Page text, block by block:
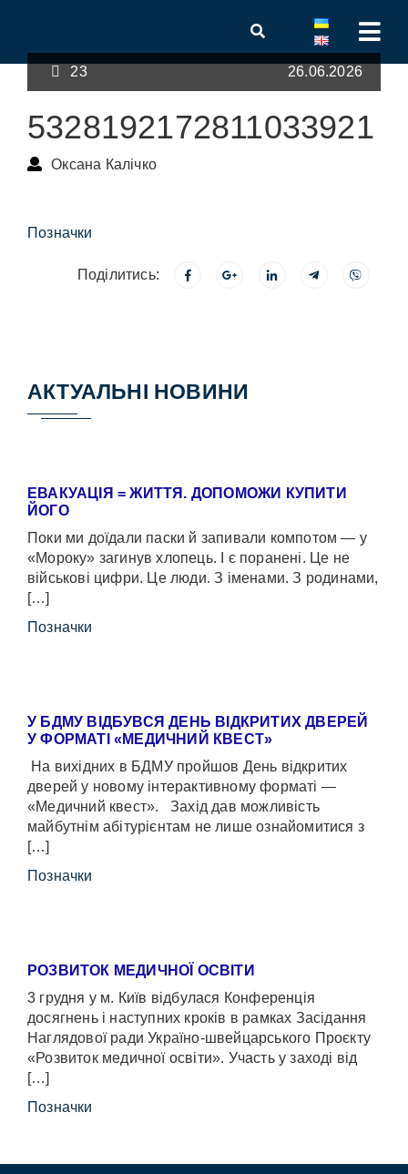
23 26.06.2026
5328192172811033921
Оксана Калічко
Позначки
Поділитись:
АКТУАЛЬНІ НОВИНИ
ЕВАКУАЦІЯ = ЖИТТЯ. ДОПОМОЖИ КУПИТИ
ЙОГО
Поки ми доїдали паски й запивали компотом — у
«Мороку» загинув хлопець. І є поранені. Це не
військові цифри. Це люди. З іменами. З родинами,
[…]
Позначки
У БДМУ ВІДБУВСЯ ДЕНЬ ВІДКРИТИХ ДВЕРЕЙ
У ФОРМАТІ «МЕДИЧНИЙ КВЕСТ»
На вихідних в БДМУ пройшов День відкритих
дверей у новому інтерактивному форматі —
«Медичний квест». Захід дав можливість
майбутнім абітурієнтам не лише ознайомитися з
[…]
Позначки
РОЗВИТОК МЕДИЧНОЇ ОСВІТИ
3 грудня у м. Київ відбулася Конференція
досягнень і наступних кроків в рамках Засідання
Наглядової ради Україно-швейцарського Проєкту
«Розвиток медичної освіти». Участь у заході від
[…]
Позначки